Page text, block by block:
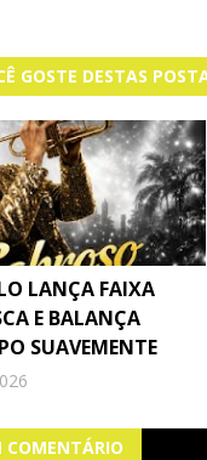
GOSTE DESTAS
LANÇA FAIXA
E BALANÇA
SUAVEMENTE
COMENTÁRIO